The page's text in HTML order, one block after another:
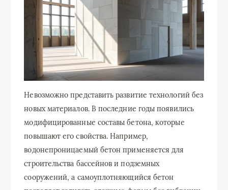
Невозможно представить развитие технологий без
новых материалов. В последние годы появились
модифицированные составы бетона, которые
повышают его свойства. Например,
водонепроницаемый бетон применяется для
строительства бассейнов и подземных
сооружений, а самоуплотняющийся бетон